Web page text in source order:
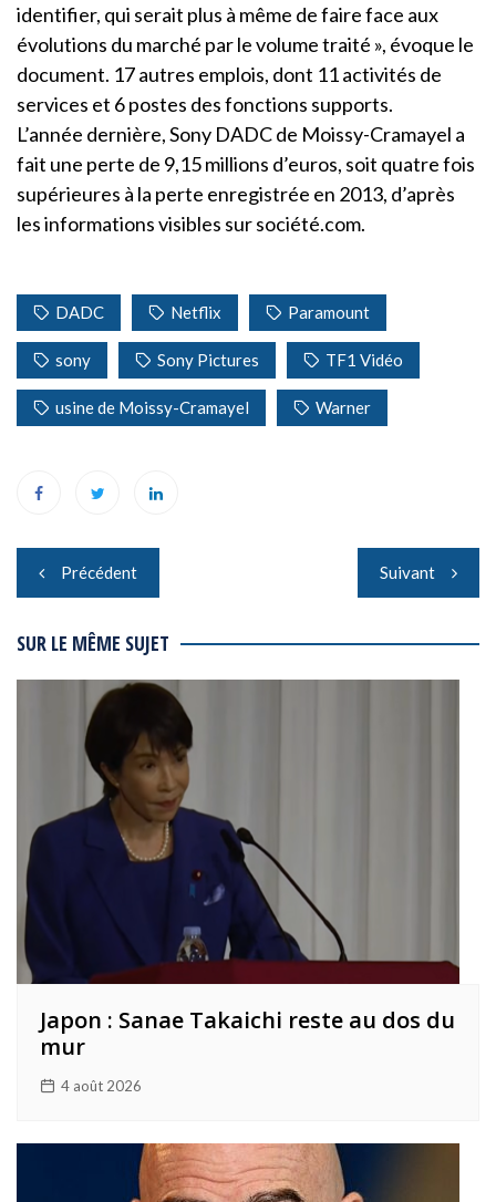
identifier, qui serait plus à même de faire face aux
évolutions du marché par le volume traité », évoque le
document. 17 autres emplois, dont 11 activités de
services et 6 postes des fonctions supports.
L’année dernière, Sony DADC de Moissy-Cramayel a
fait une perte de 9,15 millions d’euros, soit quatre fois
supérieures à la perte enregistrée en 2013, d’après
les informations visibles sur société.com.
DADC Netflix Paramount
sony Sony Pictures TF1 Vidéo
usine de Moissy-Cramayel Warner
Navigation
de
l’article
Précédent Suivant
SUR LE MÊME SUJET
Japon : Sanae Takaichi reste au dos du
mur
4 août 2026